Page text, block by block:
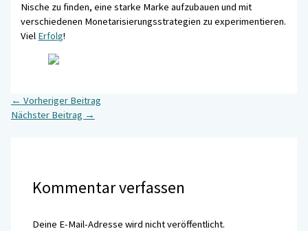
Nische zu finden, eine starke Marke aufzubauen und mit
verschiedenen Monetarisierungsstrategien zu experimentieren.
Viel Erfolg!
← Vorheriger Beitrag
Nächster Beitrag →
Kommentar verfassen
Deine E-Mail-Adresse wird nicht veröffentlicht.